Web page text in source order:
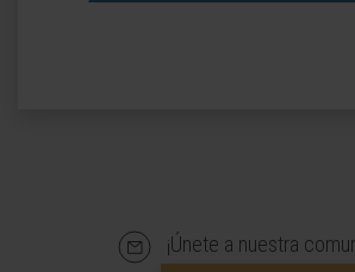
¡Únete a nuestra